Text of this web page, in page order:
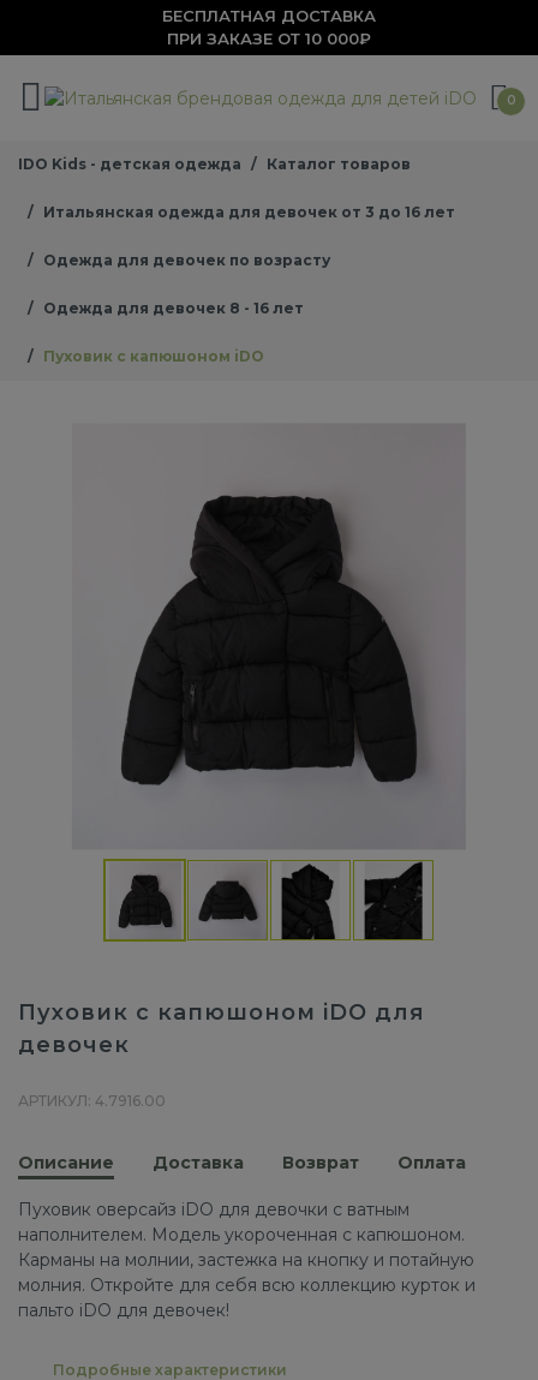
БЕСПЛАТНАЯ ДОСТАВКА
ПРИ ЗАКАЗЕ ОТ 10 000₽
0
IDO Kids - детская одежда Каталог товаров
Итальянская одежда для девочек от 3 до 16 лет
Одежда для девочек по возрасту
Одежда для девочек 8 - 16 лет
Пуховик с капюшоном iDO
Пуховик с капюшоном iDO для
девочек
АРТИКУЛ: 4.7916.00
Описание Доставка Возврат Оплата
Пуховик оверсайз iDO для девочки с ватным
наполнителем. Модель укороченная с капюшоном.
Карманы на молнии, застежка на кнопку и потайную
молния. Откройте для себя всю коллекцию курток и
пальто iDO для девочек!
Подробные характеристики